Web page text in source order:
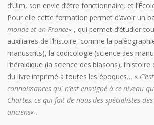
d’Ulm, son envie d’être fonctionnaire, et
Pour elle cette formation permet d’avoir un
monde et en France« , qui permet d’étudier
auxiliaires de l’histoire, comme la
manuscrits), la codicologie (science des
l’héraldique (la science des blasons), l’histoire
du livre imprimé à toutes les époques… «
connaissances qui n’est enseigné à ce niveau
Chartes, ce qui fait de nous des spécialistes
anciens« .